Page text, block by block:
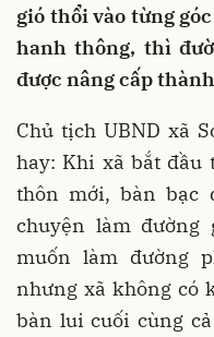
gió thổi vào từng
hanh thông, thì
được nâng cấp
Chủ tịch UBND xã
hay: Khi xã bắt đầu
thôn mới, bàn bạc
chuyện làm đường
muốn làm đường
nhưng xã không có
bàn lui cuối cùng